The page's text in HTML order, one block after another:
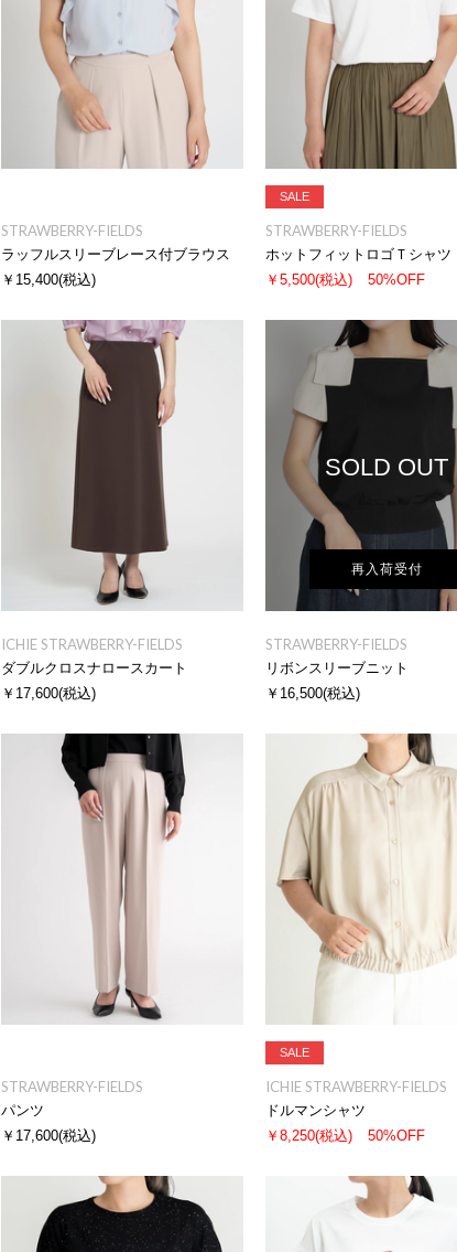
STRAWBERRY-FIELDS
ラッフルスリーブレース付ブラウス
￥15,400(税込)
SALE
STRAWBERRY-FIELDS
ホットフィットロゴＴシャツ
￥5,500(税込) 50%OFF
ICHIE STRAWBERRY-FIELDS
ダブルクロスナロースカート
￥17,600(税込)
SOLD OUT
再入荷受付
STRAWBERRY-FIELDS
リボンスリーブニット
￥16,500(税込)
STRAWBERRY-FIELDS
パンツ
￥17,600(税込)
SALE
ICHIE STRAWBERRY-FIELDS
ドルマンシャツ
￥8,250(税込) 50%OFF